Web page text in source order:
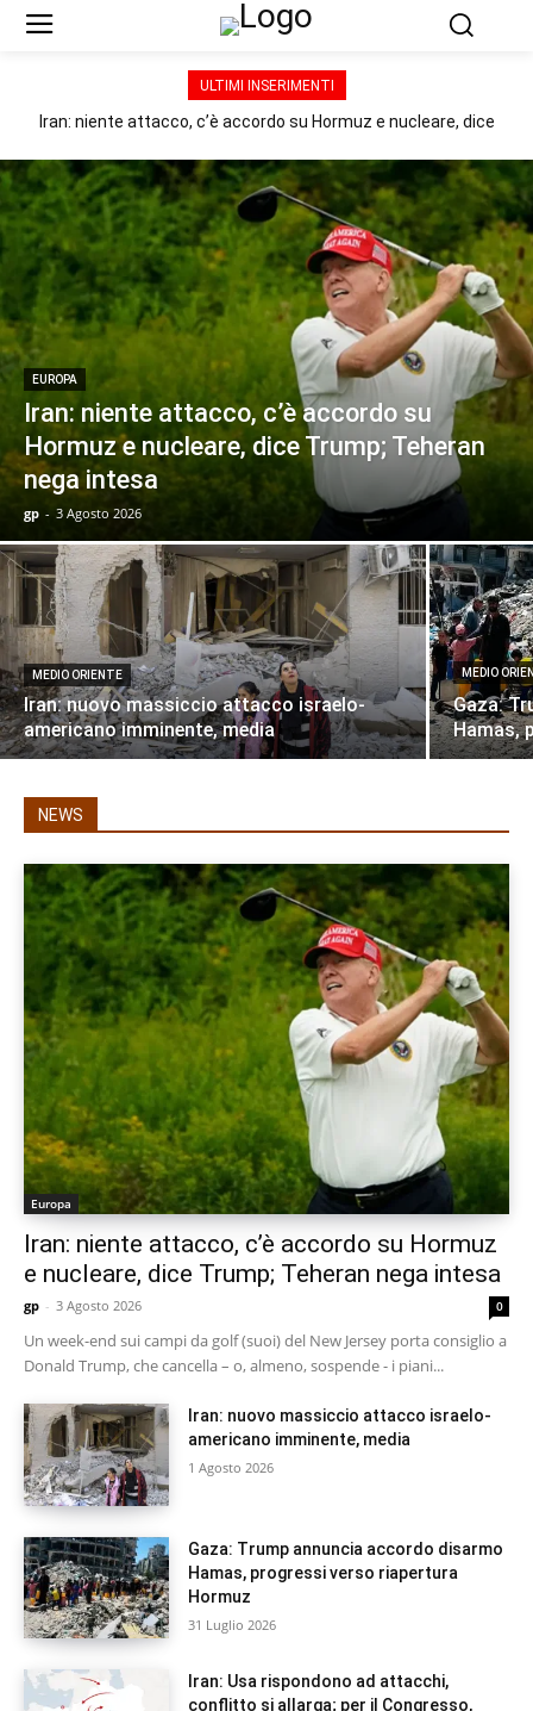
ULTIMI INSERIMENTI
Iran: niente attacco, c’è accordo su Hormuz e nucleare, dice
EUROPA
Iran: niente attacco, c’è accordo su
Hormuz e nucleare, dice Trump; Teheran
nega intesa
gp - 3 Agosto 2026
MEDIO ORIENTE
Iran: nuovo massiccio attacco israelo-
americano imminente, media
MEDIO
Gaza:
Hamas,
NEWS
Europa
Iran: niente attacco, c’è accordo su Hormuz
e nucleare, dice Trump; Teheran nega intesa
gp - 3 Agosto 2026 0
Un week-end sui campi da golf (suoi) del New Jersey porta consiglio a
Donald Trump, che cancella – o, almeno, sospende - i piani...
Iran: nuovo massiccio attacco israelo-
americano imminente, media
1 Agosto 2026
Gaza: Trump annuncia accordo disarmo
Hamas, progressi verso riapertura
Hormuz
31 Luglio 2026
Iran: Usa rispondono ad attacchi,
conflitto si allarga; per il Congresso,